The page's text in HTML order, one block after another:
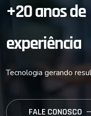
+20 anos de
experiência
Tecnologia gerando
FALE CONOSCO